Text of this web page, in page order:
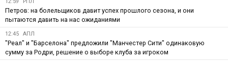
Петров: на болельщиков давит успех прошлого сезона, и они
пытаются давить на нас ожиданиями
12:45 АПЛ
"Реал" и "Барселона" предложили "Манчестер Сити" одинаковую
сумму за Родри, решение о выборе клуба за игроком